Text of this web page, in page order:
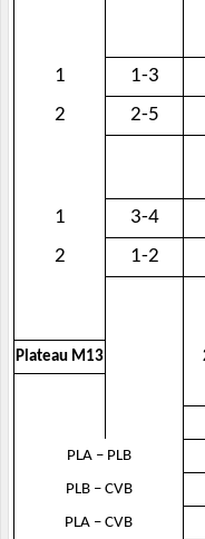
1 1-3
2
2-5
1 3-4
2
1-2
Plateau M13
PLA – PLB
PLB – CVB
PLA – CVB